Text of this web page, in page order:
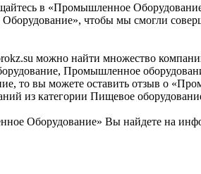
в «Промышленное
чтобы мы смогли
можно найти множество
Промышленное
то вы можете оставить отзыв о
из категории Пищевое
Оборудование» Вы найдете на